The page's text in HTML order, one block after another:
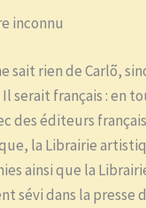
inconnu
sait rien de Carlõ,
Il serait français : en
des éditeurs
la Librairie
ainsi que la
sévi dans la presse